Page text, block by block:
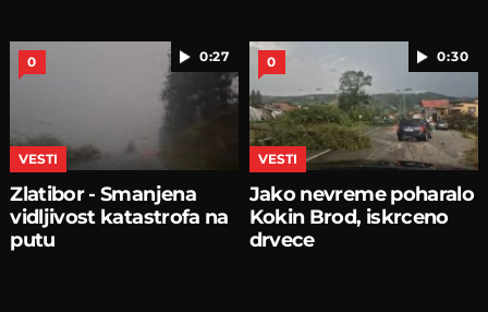
0:27
0
VESTI
Zlatibor - Smanjena
vidljivost katastrofa na
putu
0:30
0
VESTI
Jako nevreme poharalo
Kokin Brod, iskrceno
drvece